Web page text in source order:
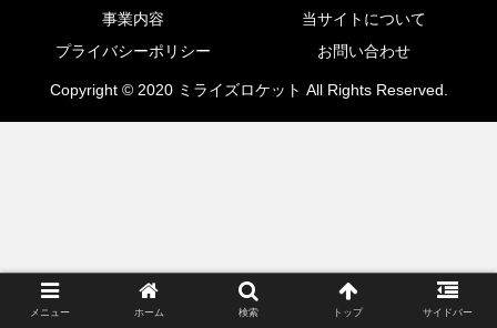
事業内容
当サイトについて
プライバシーポリシー
お問い合わせ
Copyright © 2020 ミライズロケット All Rights Reserved.
メニュー ホーム 検索 トップ サイドバー